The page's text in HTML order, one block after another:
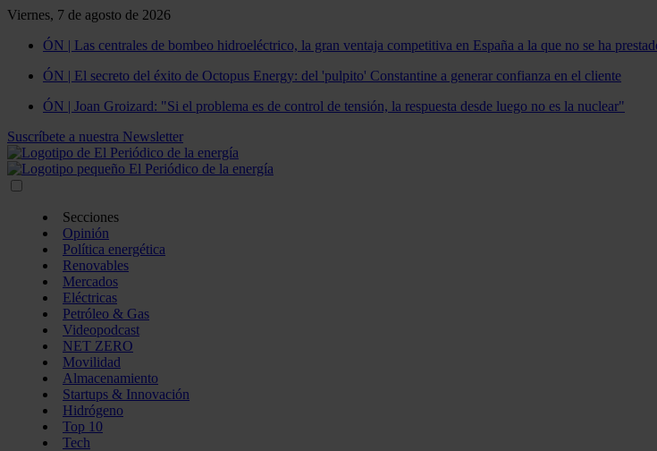
Viernes, 7 de agosto de 2026
ÓN | Las centrales de bombeo hidroeléctrico, la gran ventaja competitiva en España a la que no se ha
ÓN | El secreto del éxito de Octopus Energy: del 'pulpito' Constantine a generar confianza en el cliente
ÓN | Joan Groizard: "Si el problema es de control de tensión, la respuesta desde luego no es la nuclear"
Suscríbete a nuestra Newsletter
Secciones
Opinión
Política energética
Renovables
Mercados
Eléctricas
Petróleo & Gas
Videopodcast
NET ZERO
Movilidad
Almacenamiento
Startups & Innovación
Hidrógeno
Top 10
Tech